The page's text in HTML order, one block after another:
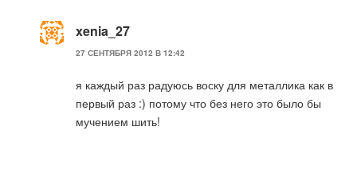
xenia_27
27 СЕНТЯБРЯ 2012 В 12:42
я каждый раз радуюсь воску для металлика как в
первый раз :) потому что без него это было бы
мучением шить!